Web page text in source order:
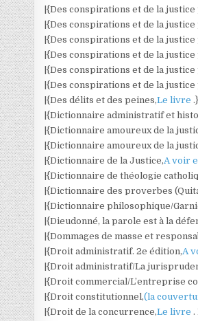
|{Des conspirations et de la
|{Des conspirations et de la
|{Des conspirations et de la
|{Des conspirations et de la
|{Des conspirations et de la
|{Des conspirations et de la
|{Des délits et des peines,Le livre.}
|{Dictionnaire administratif et
|{Dictionnaire amoureux de la
|{Dictionnaire amoureux de la
|{Dictionnaire de la Justice,A voir
|{Dictionnaire de théologie
|{Dictionnaire des proverbes
|{Dictionnaire philosophique/
|{Dieudonné, la parole est à la
|{Dommages de masse et
|{Droit administratif. 2e édition,A
|{Droit administratif/La
|{Droit commercial/L’entreprise
|{Droit constitutionnel,(la
|{Droit de la concurrence,Le livre.